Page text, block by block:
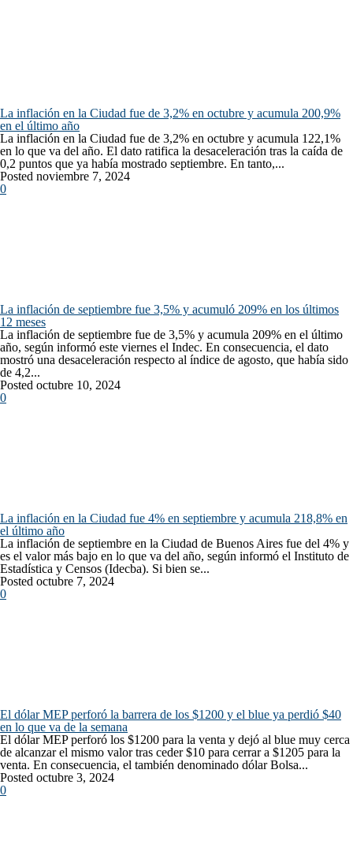
La inflación en la Ciudad fue de 3,2% en octubre y acumula 200,9%
en el último año
La inflación en la Ciudad fue de 3,2% en octubre y acumula 122,1%
en lo que va del año. El dato ratifica la desaceleración tras la caída de
0,2 puntos que ya había mostrado septiembre. En tanto,...
Posted noviembre 7, 2024
0
La inflación de septiembre fue 3,5% y acumuló 209% en los últimos
12 meses
La inflación de septiembre fue de 3,5% y acumula 209% en el último
año, según informó este viernes el Indec. En consecuencia, el dato
mostró una desaceleración respecto al índice de agosto, que había sido
de 4,2...
Posted octubre 10, 2024
0
La inflación en la Ciudad fue 4% en septiembre y acumula 218,8% en
el último año
La inflación de septiembre en la Ciudad de Buenos Aires fue del 4% y
es el valor más bajo en lo que va del año, según informó el Instituto de
Estadística y Censos (Idecba). Si bien se...
Posted octubre 7, 2024
0
El dólar MEP perforó la barrera de los $1200 y el blue ya perdió $40
en lo que va de la semana
El dólar MEP perforó los $1200 para la venta y dejó al blue muy cerca
de alcanzar el mismo valor tras ceder $10 para cerrar a $1205 para la
venta. En consecuencia, el también denominado dólar Bolsa...
Posted octubre 3, 2024
0